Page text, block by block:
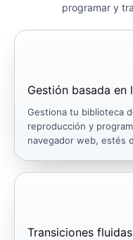
programar y
Gestión basada en
Gestiona tu biblioteca
reproducción y
navegador web, estés
Transiciones fluidas